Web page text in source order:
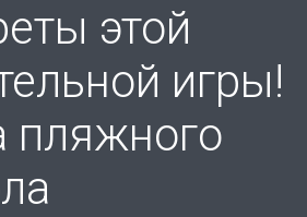
этой
игры!
пляжного